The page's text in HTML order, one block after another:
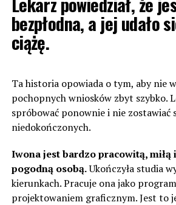
bezpłodna, a jej udało
ciążę.
Ta historia opowiada o tym, aby nie
pochopnych wniosków zbyt szybko.
spróbować ponownie i nie zostawiać
niedokończonych.
Iwona jest bardzo pracowitą,
pogodną osobą.Ukończyła studia
kierunkach. Pracuje ona jako
projektowaniem graficznym. Jest to